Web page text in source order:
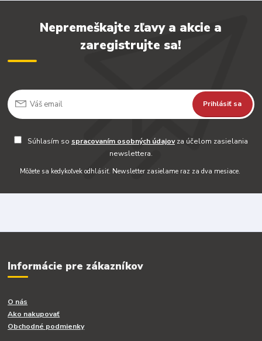
Nepremeškajte zľavy a akcie a
zaregistrujte sa!
Prihlásiť sa
Súhlasím so spracovaním osobných údajovza účelom zasielania
newslettera.
Môžete sa kedykoľvek odhlásiť. Newsletter zasielame raz za dva mesiace.
Informácie pre zákazníkov
O nás
Ako nakupovať
Obchodné podmienky